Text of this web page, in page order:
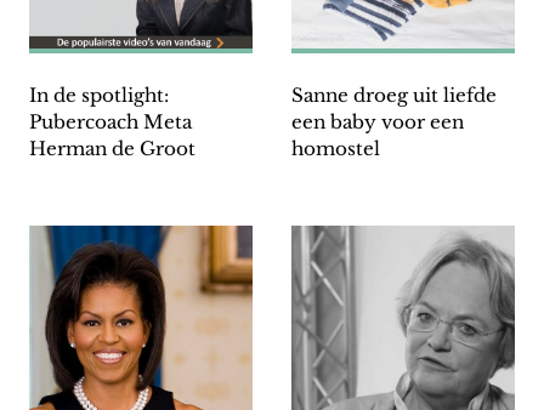
In de spotlight:
Pubercoach Meta
Herman de Groot
Sanne droeg uit liefde
een baby voor een
homostel